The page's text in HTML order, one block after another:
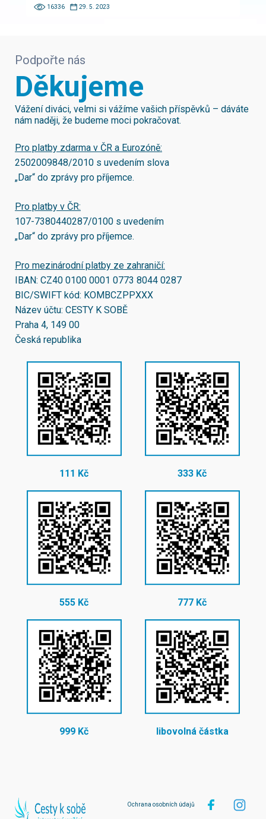
16336 29. 5. 2023
Podpořte nás
Děkujeme
Vážení diváci, velmi si vážíme vašich příspěvků – dáváte
nám naději, že budeme moci pokračovat.
Pro platby zdarma v ČR a Eurozóně:
2502009848/2010 s uvedením slova
„Dar“ do zprávy pro příjemce.
Pro platby v ČR:
107-7380440287/0100 s uvedením
„Dar“ do zprávy pro příjemce.
Pro mezinárodní platby ze zahraničí:
IBAN: CZ40 0100 0001 0773 8044 0287
BIC/SWIFT kód: KOMBCZPPXXX
Název účtu: CESTY K SOBĚ
Praha 4, 149 00
Česká republika
111 Kč 333 Kč
555 Kč 777 Kč
999 Kč libovolná částka
Ochrana osobních údajů